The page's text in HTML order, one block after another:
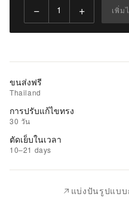
ไป
รถ
เข็น
รายการ
ที่
ชอบ
− + เพิ่ม
ขนส่งฟรี
Thailand
การปรับแก้ไขทรง
30 วัน
ตัดเย็บในเวลา
10–21 days
แบ่งปันรูปแบ